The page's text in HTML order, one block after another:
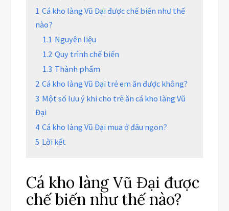
1 Cá kho làng Vũ Đại được chế biến như thế
nào?
1.1 Nguyên liệu
1.2 Quy trình chế biến
1.3 Thành phẩm
2 Cá kho làng Vũ Đại trẻ em ăn được không?
3 Một số lưu ý khi cho trẻ ăn cá kho làng Vũ
Đại
4 Cá kho làng Vũ Đại mua ở đâu ngon?
5 Lời kết
Cá kho làng Vũ Đại được
chế biến như thế nào?